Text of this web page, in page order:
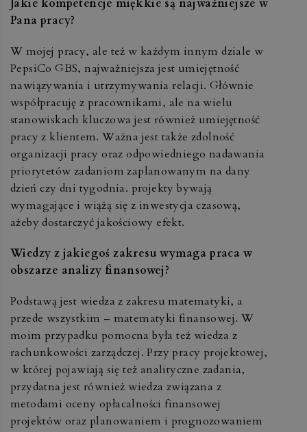
Jakie kompetencje miękkie są najważniejsze w
Pana pracy?
W mojej pracy, ale też w każdym innym dziale w
PepsiCo GBS, najważniejsza jest umiejętność
nawiązywania i utrzymywania relacji. Głównie
współpracuję z pracownikami, ale na wielu
stanowiskach kluczowa jest również umiejętność
pracy z klientem. Ważna jest także zdolność
organizacji pracy oraz odpowiedniego nadawania
priorytetów zadaniom zaplanowanym na dany
dzień czy dni tygodnia. projekty bywają
wymagające i wiążą się z inwestycja czasową,
ażeby dostarczyć jakościowy efekt.
Wiedzy z jakiegoś zakresu wymaga praca w
obszarze analizy finansowej?
Podstawą jest wiedza z zakresu matematyki, a
przede wszystkim – matematyki finansowej. W
moim przypadku pomocna była też wiedza z
rachunkowości zarządczej. Przy pracy projektowej,
w której pojawiają się też analityczne zadania,
przydatna jest również wiedza związana z
metodami oceny opłacalności finansowej
projektów oraz planowaniem i prognozowaniem